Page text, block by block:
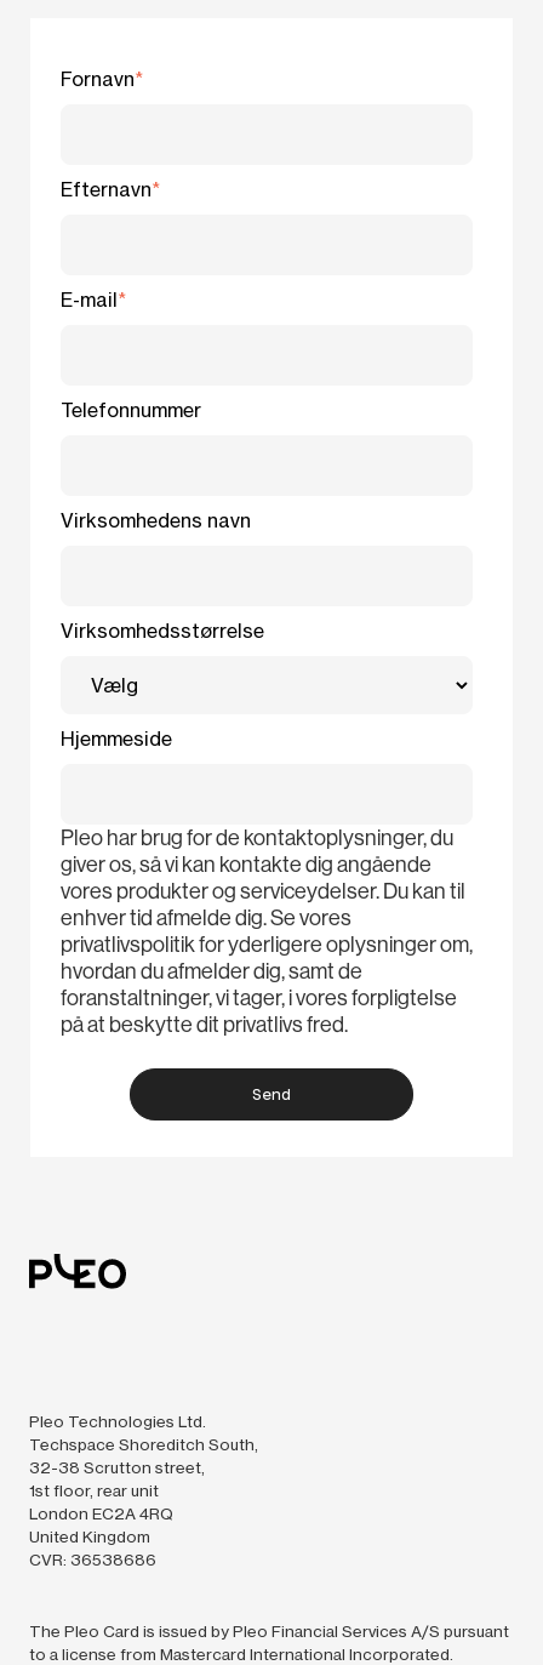
Fornavn*
Efternavn*
E-mail*
Telefonnummer
Virksomhedens navn
Virksomhedsstørrelse
Hjemmeside
Pleo har brug for de kontaktoplysninger, du
giver os, så vi kan kontakte dig angående
vores produkter og serviceydelser. Du kan til
enhver tid afmelde dig. Se vores
privatlivspolitik for yderligere oplysninger om,
hvordan du afmelder dig, samt de
foranstaltninger, vi tager, i vores forpligtelse
på at beskytte dit privatlivs fred.
Pleo Technologies Ltd.
Techspace Shoreditch South,
32-38 Scrutton street,
1st floor, rear unit
London EC2A 4RQ
United Kingdom
CVR: 36538686
The Pleo Card is issued by Pleo Financial Services A/S pursuant
to a license from Mastercard International Incorporated.